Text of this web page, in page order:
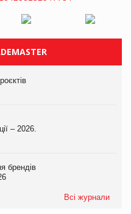
– 2026.
брендів
Всі журнали